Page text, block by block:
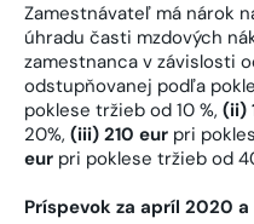
Zamestnávateľ má nárok
úhradu časti mzdových
zamestnanca v závislosti
odstupňovanej podľa
poklese tržieb od 10 %, (ii)
20%, (iii) 210 eur pri
eur pri poklese tržieb od
Príspevok za apríl 2020